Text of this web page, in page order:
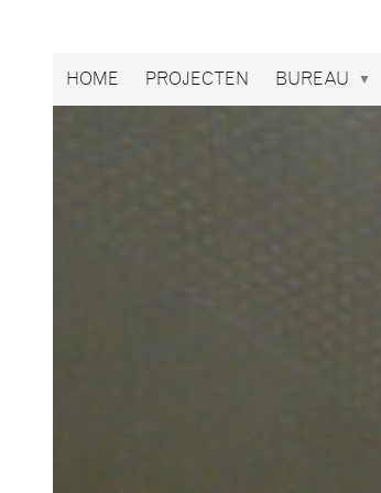
HOME PROJECTEN BUREAU